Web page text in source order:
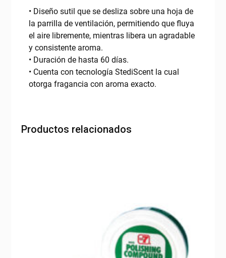
• Diseño sutil que se desliza sobre una hoja de
la parrilla de ventilación, permitiendo que fluya
el aire libremente, mientras libera un agradable
y consistente aroma.
• Duración de hasta 60 días.
• Cuenta con tecnología StediScent la cual
otorga fragancia con aroma exacto.
Productos relacionados